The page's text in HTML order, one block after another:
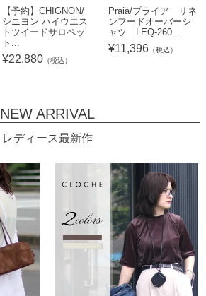
【予約】CHIGNON/
シニヨン ハイウエス
トツイードサロペッ
ト...
¥22,880 （税込）
Praia/プライア リネ
ンフードオーバーシ
ャツ LEQ-260...
¥11,396（税込）
NEW ARRIVAL
レディース最新作